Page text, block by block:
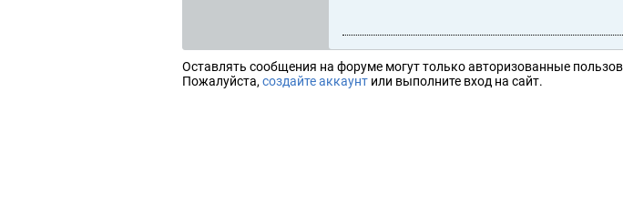
Оставлять сообщения на форуме могут только авторизованные
Пожалуйста, создайте аккаунт или выполните вход на сайт.